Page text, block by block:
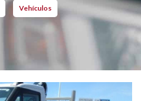
Vehículos